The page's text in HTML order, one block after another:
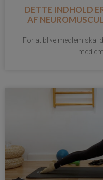
DETTE INDHOLD
AF
For at blive medlem skal